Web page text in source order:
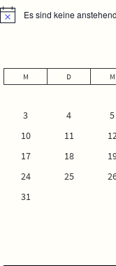
HinweisEs sind keine
M D M
3
4 5
10
11
17
18
24
25
31